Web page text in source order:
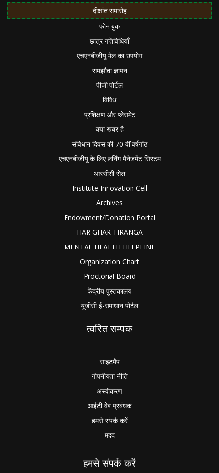
दीक्षांत समारोह
फोन बुक
छात्र गतिविधियाँ
एचएनबीजीयू मेल का उपयोग
समझौता ज्ञापन
पीजी पोर्टल
विविध
प्रशिक्षण और प्लेसमेंट
क्या खबर है
संविधान दिवस की 70 वीं वर्षगांठ
एचएनबीजीयू के लिए लर्निंग मैनेजमेंट सिस्टम
आरसीसी सेल
Institute Innovation Cell
Archives
Endowment/Donation Portal
HAR GHAR TIRANGA
MENTAL HEALTH HELPLINE
Organization Chart
Proctorial Board
केंद्रीय पुस्तकालय
यूजीसी ई-समाधान पोर्टल
त्वरित सम्पक
साइटमैप
गोपनीयता नीति
अस्वीकरण
आईटी वेब प्रबंधक
हमसे संपर्क करें
मदद
हमसे संपर्क करें